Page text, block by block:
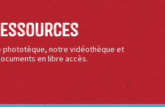
phototèque, notre vidéothèque et
en libre accès.